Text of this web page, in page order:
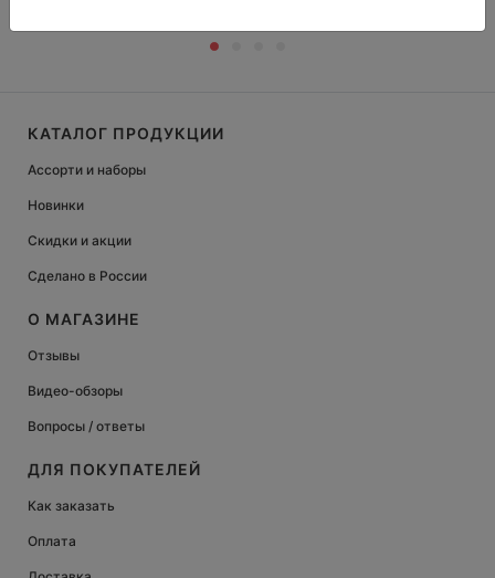
КАТАЛОГ ПРОДУКЦИИ
Ассорти и наборы
Новинки
Скидки и акции
Сделано в России
О МАГАЗИНЕ
Отзывы
Видео-обзоры
Вопросы / ответы
ДЛЯ ПОКУПАТЕЛЕЙ
Как заказать
Оплата